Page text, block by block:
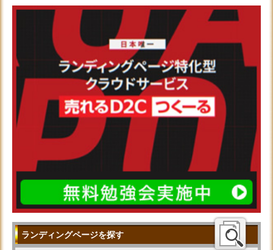
ランディングページを探す